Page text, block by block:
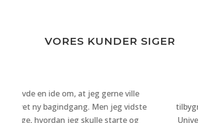
VORES KUNDER SIGER
I forbindelse med vores
tilbygningsprojekt har vi haft Thomas fra
Universalhuse til at tegne og konstruere